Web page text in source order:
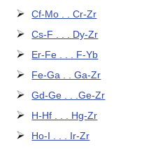
Cf-Mo . . Cr-Zr
Cs-F . . . Dy-Zr
Er-Fe . . . F-Yb
Fe-Ga . . Ga-Zr
Gd-Ge . . .Ge-Zr
H-Hf . . . Hg-Zr
Ho-I . . . Ir-Zr